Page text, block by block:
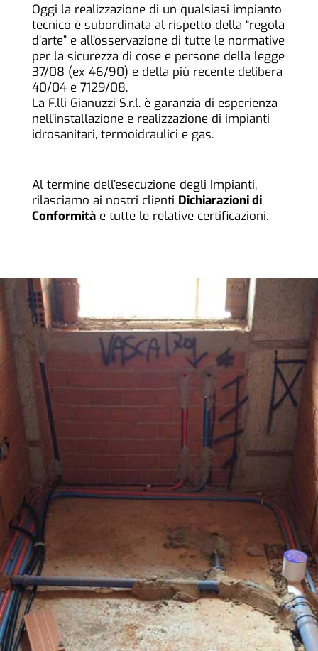
Oggi la realizzazione di un qualsiasi impianto
tecnico è subordinata al rispetto della “regola
d’arte” e all’osservazione di tutte le normative
per la sicurezza di cose e persone della legge
37/08 (ex 46/90) e della più recente delibera
40/04 e 7129/08.
La F.lli Gianuzzi S.r.l. è garanzia di esperienza
nell’installazione e realizzazione di impianti
idrosanitari, termoidraulici e gas.
Al termine dell’esecuzione degli Impianti,
rilasciamo ai nostri clienti Dichiarazioni di
Conformità e tutte le relative certificazioni.